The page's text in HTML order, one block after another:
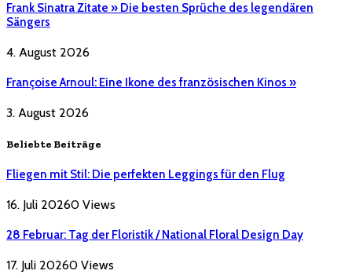
Frank Sinatra Zitate » Die besten Sprüche des legendären
Sängers
4. August 2026
Françoise Arnoul: Eine Ikone des französischen Kinos »
3. August 2026
Beliebte Beiträge
Fliegen mit Stil: Die perfekten Leggings für den Flug
16. Juli 20260 Views
28 Februar: Tag der Floristik / National Floral Design Day
17. Juli 20260 Views